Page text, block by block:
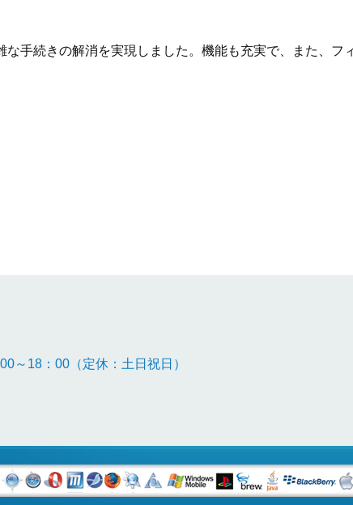
手続きの解消を実現しました。機能も充実で、また、フ
～18：00（定休：土日祝日）